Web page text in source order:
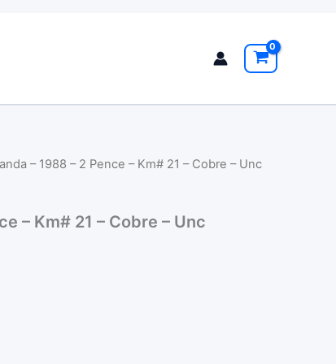
– 1988 – 2 Pence – Km# 21 – Cobre – Unc
– Km# 21 – Cobre – Unc